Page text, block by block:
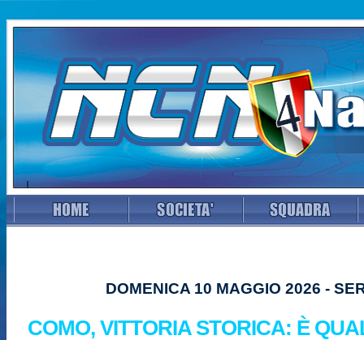
DOMENICA 10 MAGGIO 2026 -
COMO, VITTORIA STORICA: È